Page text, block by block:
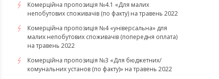
Комерційна пропозиція №4.1 «Для малих
непобутових споживачів (по факту) на травень 2022
Комерційна пропозиція №4 «універсальна» для
малих непобутових споживачів (попередня оплата)
на травень 2022
Комерційна пропозиція №3 «Для бюджетних/
комунальних установ (по факту)» на травень 2022